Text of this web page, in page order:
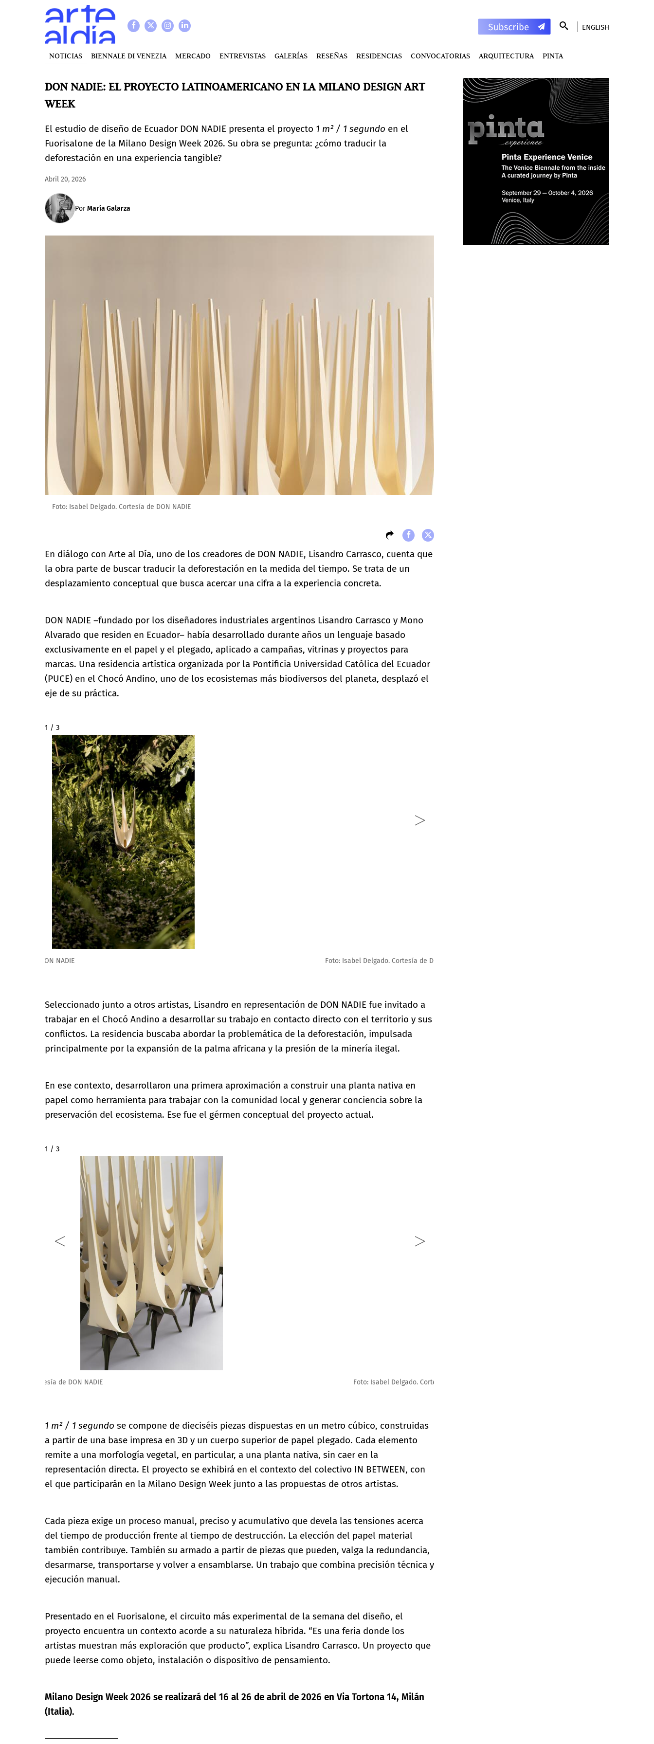
ENGLISH
NOTICIAS BIENNALE DI VENEZIA MERCADO ENTREVISTAS GALERÍAS RESEÑAS RESIDENCIAS CONVOCATORIAS ARQUITECTURA PINTA
DON NADIE: EL PROYECTO LATINOAMERICANO EN LA MILANO DESIGN ART
WEEK
El estudio de diseño de Ecuador DON NADIE presenta el proyecto 1 m² / 1 segundo en el
Fuorisalone de la Milano Design Week 2026. Su obra se pregunta: ¿cómo traducir la
deforestación en una experiencia tangible?
Abril 20, 2026
PorMaría Galarza
Foto: Isabel Delgado. Cortesía de DON NADIE
En diálogo con Arte al Día, uno de los creadores de DON NADIE, Lisandro Carrasco, cuenta que
la obra parte de buscar traducir la deforestación en la medida del tiempo. Se trata de un
desplazamiento conceptual que busca acercar una cifra a la experiencia concreta.
DON NADIE –fundado por los diseñadores industriales argentinos Lisandro Carrasco y Mono
Alvarado que residen en Ecuador– había desarrollado durante años un lenguaje basado
exclusivamente en el papel y el plegado, aplicado a campañas, vitrinas y proyectos para
marcas. Una residencia artística organizada por la Pontificia Universidad Católica del Ecuador
(PUCE) en el Chocó Andino, uno de los ecosistemas más biodiversos del planeta, desplazó el
eje de su práctica.
2 / 3
Foto: Isabel Delgado. Cortesía de DON NADIE
Seleccionado junto a otros artistas, Lisandro en representación de DON NADIE fue invitado a
trabajar en el Chocó Andino a desarrollar su trabajo en contacto directo con el territorio y sus
conflictos. La residencia buscaba abordar la problemática de la deforestación, impulsada
principalmente por la expansión de la palma africana y la presión de la minería ilegal.
En ese contexto, desarrollaron una primera aproximación a construir una planta nativa en
papel como herramienta para trabajar con la comunidad local y generar conciencia sobre la
preservación del ecosistema. Ese fue el gérmen conceptual del proyecto actual.
2 / 3
Foto: Isabel Delgado. Cortesía de DON NADIE
1 m² / 1 segundo se compone de dieciséis piezas dispuestas en un metro cúbico, construidas
a partir de una base impresa en 3D y un cuerpo superior de papel plegado. Cada elemento
remite a una morfología vegetal, en particular, a una planta nativa, sin caer en la
representación directa. El proyecto se exhibirá en el contexto del colectivo IN BETWEEN, con
el que participarán en la Milano Design Week junto a las propuestas de otros artistas.
Cada pieza exige un proceso manual, preciso y acumulativo que devela las tensiones acerca
del tiempo de producción frente al tiempo de destrucción. La elección del papel material
también contribuye. También su armado a partir de piezas que pueden, valga la redundancia,
desarmarse, transportarse y volver a ensamblarse. Un trabajo que combina precisión técnica y
ejecución manual.
Presentado en el Fuorisalone, el circuito más experimental de la semana del diseño, el
proyecto encuentra un contexto acorde a su naturaleza híbrida. “Es una feria donde los
artistas muestran más exploración que producto”, explica Lisandro Carrasco. Un proyecto que
puede leerse como objeto, instalación o dispositivo de pensamiento.
Milano Design Week 2026 se realizará del 16 al 26 de abril de 2026 en Via Tortona 14, Milán
(Italia).